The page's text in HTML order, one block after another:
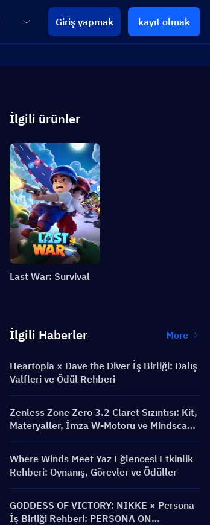
Giriş yapmak kayıt olmak
İlgili ürünler
Last War: Survival
İlgili Haberler More
Heartopia × Dave the Diver İş Birliği: Dalış
Valfleri ve Ödül Rehberi
Zenless Zone Zero 3.2 Claret Sızıntısı: Kit,
Materyaller, İmza W-Motoru ve Mindscape
Cinema
Where Winds Meet Yaz Eğlencesi Etkinlik
Rehberi: Oynanış, Görevler ve Ödüller
GODDESS OF VICTORY: NIKKE × Persona
İş Birliği Rehberi: PERSONA ON